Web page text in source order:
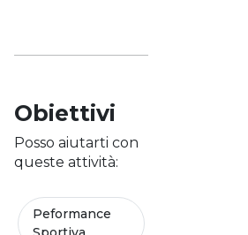
Obiettivi
Posso aiutarti con
queste attività:
Peformance